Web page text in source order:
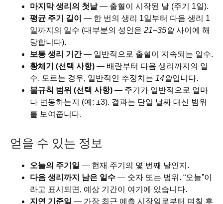
마지막 생리의 첫날— 출혈이 시작된 날 (주기 1일).
평균 주기 길이 — 한 번의 생리 1일부터 다음 생리 1
일까지의 일수 (대부분의 성인은 21–35일사이에 해
당합니다).
보통 생리 기간— 일반적으로 출혈이 지속되는 일수.
황체기 (선택 사항) — 배란부터 다음 생리까지의 일
수. 모르는 경우, 일반적인 추정치는 14일입니다.
불규칙 범위 (선택 사항) — 주기가 일반적으로 얼마
나 변동하는지 (예: ±3). 결과는 단일 날짜 대신 범위
를 보여줍니다.
얻을 수 있는 정보
오늘의 주기일 — 현재 주기의 몇 번째 날인지.
다음 생리까지 남은 일수 — 숫자 또는 범위. “오늘”이
라고 표시되면, 예상 기간이 여기에 있습니다.
지연 기준일 — 가장 최근 예측 시작일로부터 며칠 후